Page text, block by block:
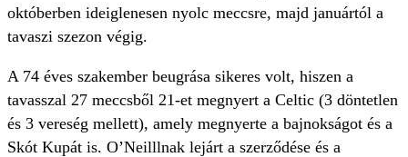
októberben ideiglenesen nyolc meccsre, majd januártól a
tavaszi szezon végig.
A 74 éves szakember beugrása sikeres volt, hiszen a
tavasszal 27 meccsből 21-et megnyert a Celtic (3 döntetlen
és 3 vereség mellett), amely megnyerte a bajnokságot és a
Skót Kupát is. O’Neilllnak lejárt a szerződése és a